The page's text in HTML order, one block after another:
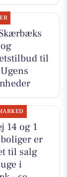
til
14 og 1
er
til salg
i